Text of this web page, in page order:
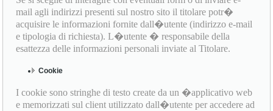
mail agli indirizzi presenti sul nostro sito il titolare potr�
acquisire le informazioni fornite dall�utente (indirizzo e-mail
e tipologia di richiesta). L�utente � responsabile della
esattezza delle informazioni personali inviate al Titolare.
Cookie
I cookie sono stringhe di testo create da un �applicativo web
e memorizzati sul client utilizzato dall�utente per accedere ad